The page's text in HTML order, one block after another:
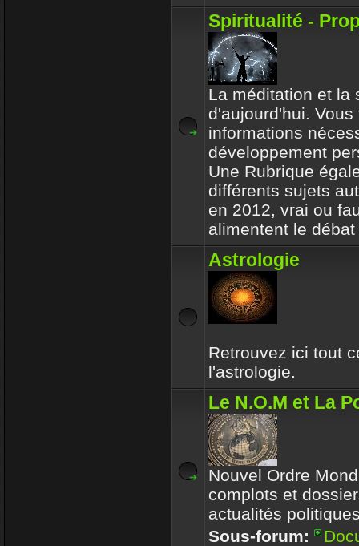
Spiritualité -
La méditation et la
d'aujourd'hui.
informations
développement
Une Rubrique
différents sujets
en 2012, vrai ou
alimentent le débat
Astrologie
Retrouvez ici tout
l'astrologie.
Le N.O.M et La
Nouvel Ordre
complots et
actualités
Sous-forum: